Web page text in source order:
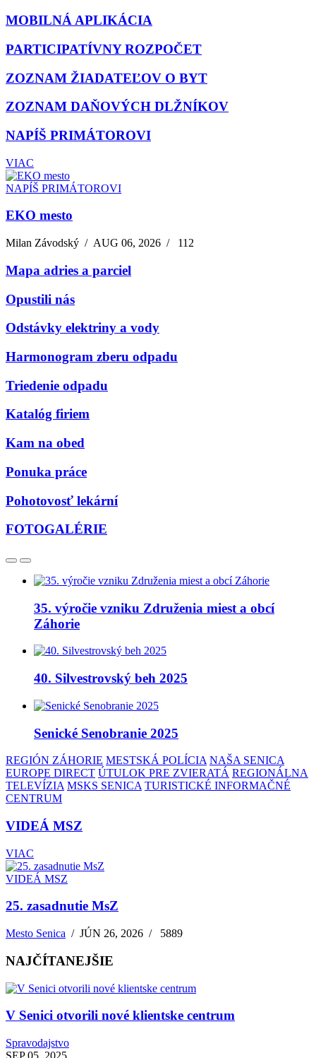
MOBILNÁ APLIKÁCIA
PARTICIPATÍVNY ROZPOČET
ZOZNAM ŽIADATEĽOV O BYT
ZOZNAM DAŇOVÝCH DLŽNÍKOV
NAPÍŠ PRIMÁTOROVI
VIAC
NAPÍŠ PRIMÁTOROVI
EKO mesto
Milan Závodský /AUG 06, 2026 / 112
Mapa adries a parciel
Opustili nás
Odstávky elektriny a vody
Harmonogram zberu odpadu
Triedenie odpadu
Katalóg firiem
Kam na obed
Ponuka práce
Pohotovosť lekární
FOTOGALÉRIE
35. výročie vzniku Združenia miest a obcí
Záhorie
40. Silvestrovský beh 2025
Senické Senobranie 2025
REGIÓN ZÁHORIE MESTSKÁ POLÍCIA NAŠA SENICA
EUROPE DIRECT ÚTULOK PRE ZVIERATÁ REGIONÁLNA
TELEVÍZIA MSKS SENICA TURISTICKÉ INFORMAČNÉ
CENTRUM
VIDEÁ MSZ
VIAC
VIDEÁ MSZ
25. zasadnutie MsZ
Mesto Senica /JÚN 26, 2026 / 5889
NAJČÍTANEJŠIE
V Senici otvorili nové klientske centrum
Spravodajstvo
SEP 05, 2025